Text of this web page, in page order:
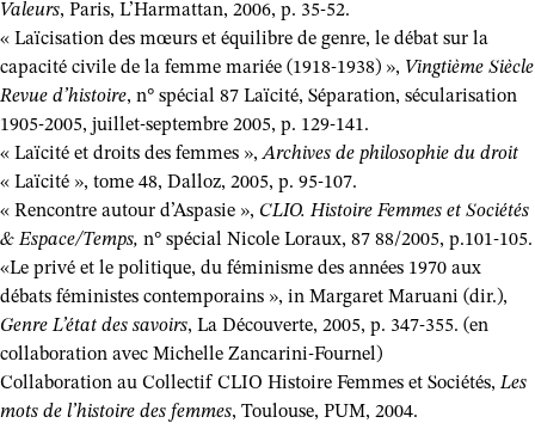
Valeurs, Paris, L’Harmattan, 2006, p. 35-52.
« Laïcisation des mœurs et équilibre de genre, le débat sur la
capacité civile de la femme mariée (1918-1938) », Vingtième Siècle
Revue d’histoire, n° spécial 87 Laïcité, Séparation, sécularisation
1905-2005, juillet-septembre 2005, p. 129-141.
« Laïcité et droits des femmes »,Archives de philosophie du droit
« Laïcité », tome 48, Dalloz, 2005, p. 95-107.
« Rencontre autour d’Aspasie », CLIO. Histoire Femmes et Sociétés
& Espace/Temps, n° spécial Nicole Loraux, 87 88/2005, p.101-105.
«Le privé et le politique, du féminisme des années 1970 aux
débats féministes contemporains », in Margaret Maruani (dir.),
Genre L’état des savoirs, La Découverte, 2005, p. 347-355. (en
collaboration avec Michelle Zancarini-Fournel)
Collaboration au Collectif CLIO Histoire Femmes et Sociétés, Les
mots de l’histoire des femmes, Toulouse, PUM, 2004.